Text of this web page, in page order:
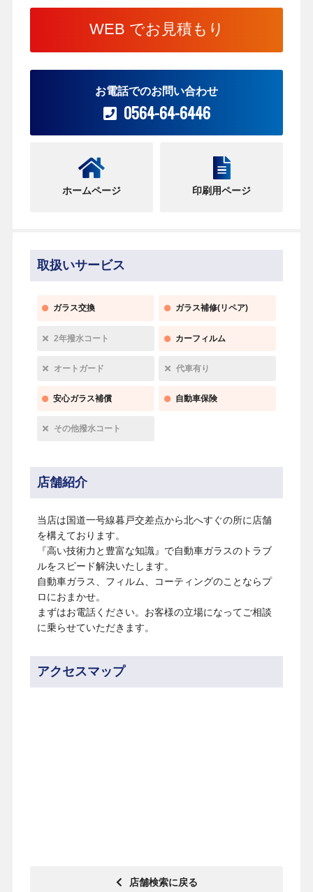
WEB でお見積もり
お電話でのお問い合わせ
0564-64-6446
ホームページ 印刷用ページ
取扱いサービス
ガラス交換 ガラス補修(リペア)
2年撥水コート カーフィルム
オートガード 代車有り
安心ガラス補償 自動車保険
その他撥水コート
店舗紹介
当店は国道一号線暮戸交差点から北へすぐの所に店舗
を構えております。
『高い技術力と豊富な知識』で自動車ガラスのトラブ
ルをスピード解決いたします。
自動車ガラス、フィルム、コーティングのことならプ
ロにおまかせ。
まずはお電話ください。お客様の立場になってご相談
に乗らせていただきます。
アクセスマップ
店舗検索に戻る